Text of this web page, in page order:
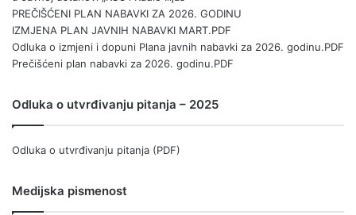
PREČIŠĆENI PLAN NABAVKI ZA 2026. GODINU
IZMJENA PLAN JAVNIH NABAVKI MART.PDF
Odluka o izmjeni i dopuni Plana javnih nabavki za 2026. godinu.PDF
Prečišćeni plan nabavki za 2026. godinu.PDF
Odluka o utvrđivanju pitanja – 2025
Odluka o utvrđivanju pitanja (PDF)
Medijska pismenost